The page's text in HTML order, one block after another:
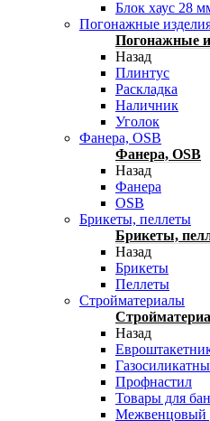
Блок хаус 28
Погонажные
Погонажные
Назад
Плинтус
Раскладка
Наличник
Уголок
Фанера, OSB
Фанера, OSB
Назад
Фанера
OSB
Брикеты, пеллеты
Брикеты,
Назад
Брикеты
Пеллеты
Стройматериалы
Назад
Профнастил
Товары для
Межвенцовый